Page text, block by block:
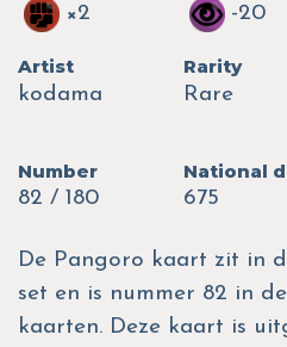
×2
-20
Artist
kodama
Rarity
Rare
Number
82 / 180
National
675
De Pangoro kaart zit in
set en is nummer 82 in
kaarten. Deze kaart is